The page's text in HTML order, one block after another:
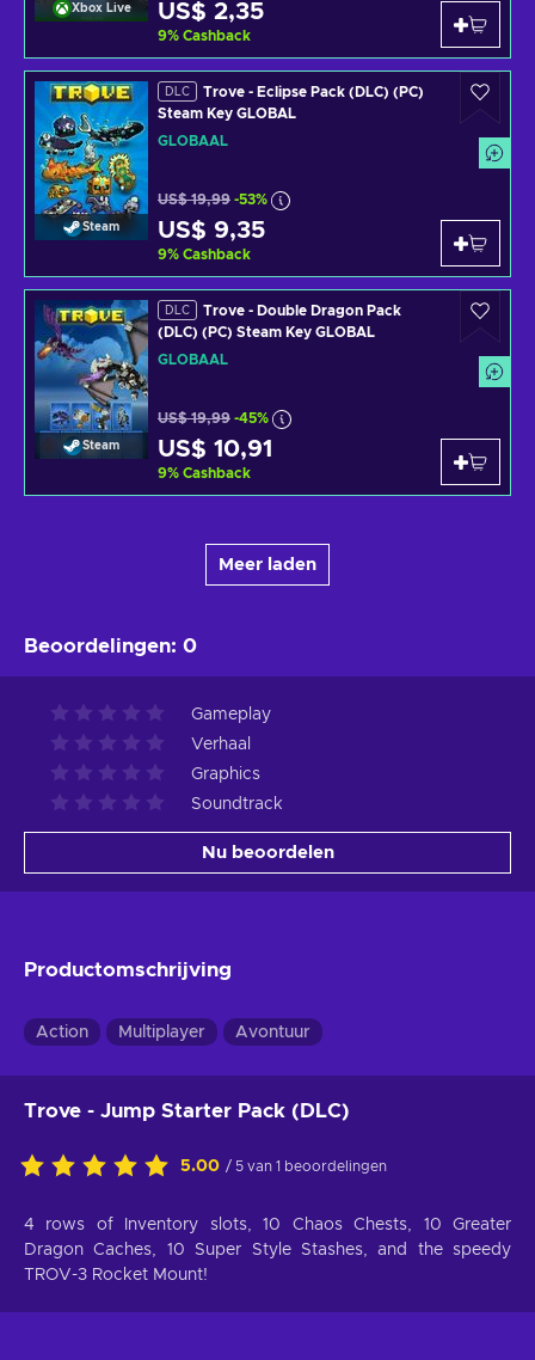
Xbox Live US$ 2,35
9% Cashback
Steam
DLC
Trove - Eclipse Pack (DLC) (PC)
Steam Key GLOBAL
GLOBAAL
US$ 19,99 -53%
US$ 9,35
9% Cashback
Steam
DLC
Trove - Double Dragon Pack
(DLC) (PC) Steam Key GLOBAL
GLOBAAL
US$ 19,99 -45%
US$ 10,91
9% Cashback
Meer laden
Beoordelingen: 0
Gameplay
Verhaal
Graphics
Soundtrack
Nu beoordelen
Productomschrijving
Action Multiplayer Avontuur
Trove - Jump Starter Pack (DLC)
5.00 / 5 van 1 beoordelingen
4 rows of Inventory slots, 10 Chaos Chests, 10 Greater
Dragon Caches, 10 Super Style Stashes, and the speedy
TROV-3 Rocket Mount!